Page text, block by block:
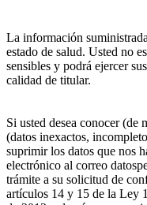
La información
estado de salud. Usted no
sensibles y podrá ejercer
calidad de titular.
Si usted desea conocer (de
(datos inexactos,
suprimir los datos que nos
electrónico al correo
trámite a su solicitud de
artículos 14 y 15 de la Ley